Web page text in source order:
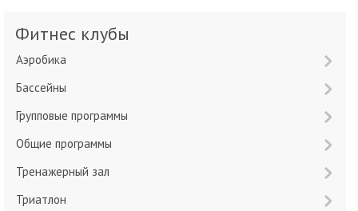
Фитнес клубы
Аэробика
Бассейны
Групповые программы
Общие программы
Тренажерный зал
Триатлон